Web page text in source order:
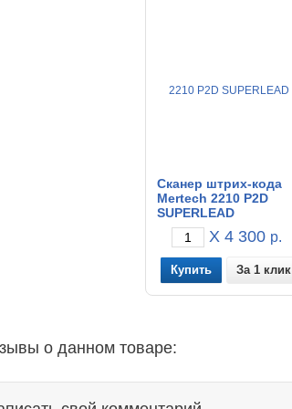
Сканер штрих-кода
Mertech 2210 P2D
SUPERLEAD
X 4 300 р.
За 1 клик
о данном товаре: